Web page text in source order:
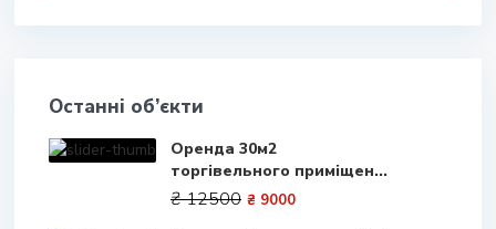
Останні об’єкти
Оренда 30м2
торгівельного приміщен...
₴ 12500 ₴ 9000